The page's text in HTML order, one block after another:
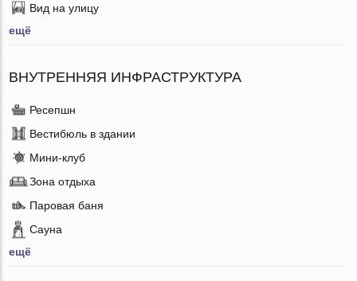
Вид на улицу
ещё
ВНУТРЕННЯЯ ИНФРАСТРУКТУРА
Ресепшн
Вестибюль в здании
Мини-клуб
Зона отдыха
Паровая баня
Сауна
ещё